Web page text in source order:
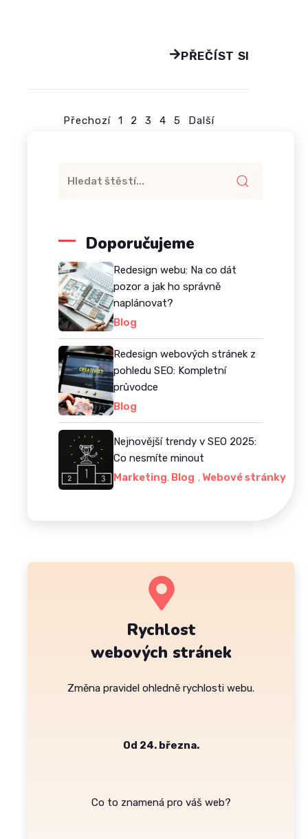
PŘEČÍST SI
Přechozí 1 2 3 4 5 Další
Doporučujeme
Redesign webu: Na co dát
pozor a jak ho správně
naplánovat?
Blog
Redesign webových stránek z
pohledu SEO: Kompletní
průvodce
Blog
Nejnovější trendy v SEO 2025:
Co nesmíte minout
Marketing, Blog , Webové stránky
Rychlost
webových stránek
Změna pravidel ohledně rychlosti webu.
Od 24. března.
Co to znamená pro váš web?